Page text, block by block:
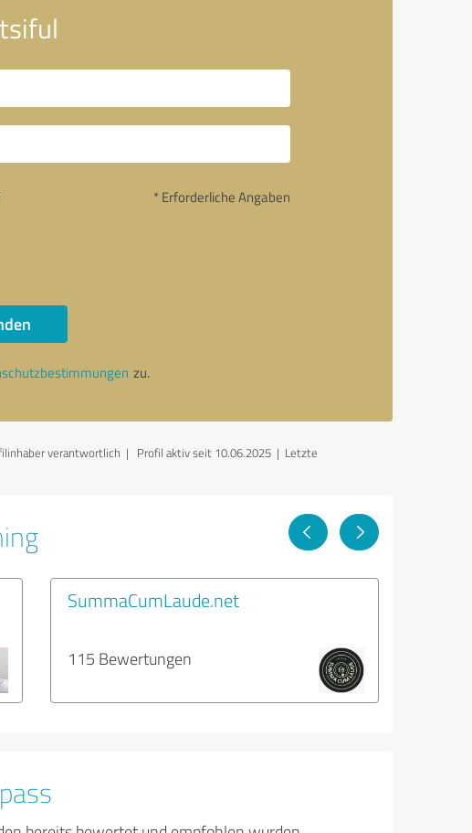
* Erforderliche Angaben
zu.
verantwortlich | Profil aktiv seit 10.06.2025 | Letzte
SummaCumLaude.net
115 Bewertungen